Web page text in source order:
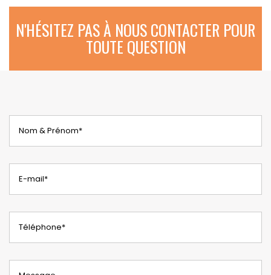
N'HÉSITEZ PAS À NOUS CONTACTER POUR
TOUTE QUESTION